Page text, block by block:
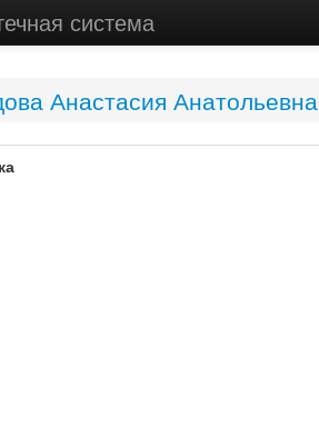
система
Анастасия Анатольевна